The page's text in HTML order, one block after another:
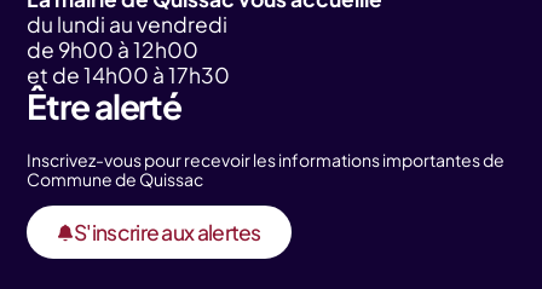
du lundi au vendredi
de 9h00 à 12h00
et de 14h00 à 17h30
Être alerté
Inscrivez-vous pour recevoir les informations importantes de
Commune de Quissac
S'inscrire aux alertes